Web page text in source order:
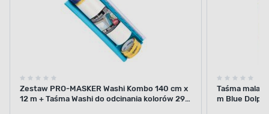
Zestaw PRO-MASKER Washi Kombo 140 cm x
12 m + Taśma Washi do odcinania kolorów 29
Taśma
m Blue